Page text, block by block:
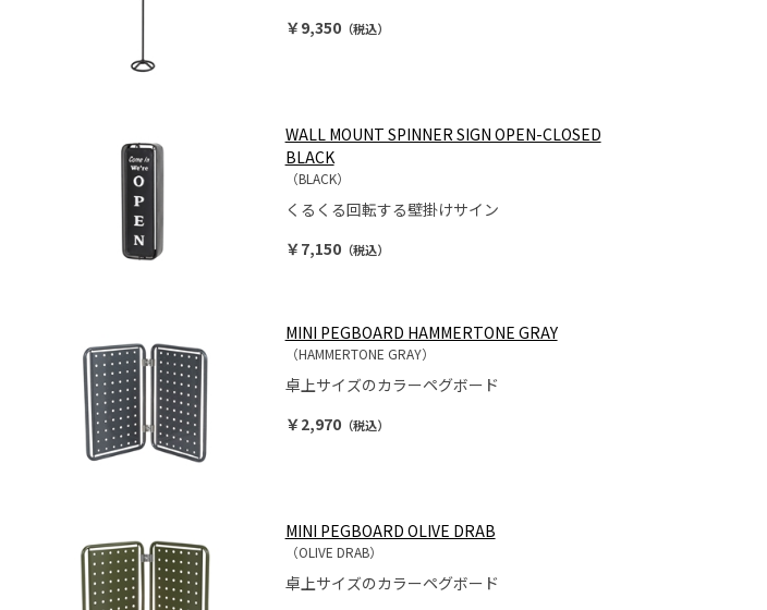
￥9,350（税込）
WALL MOUNT SPINNER SIGN OPEN-CLOSED
BLACK
（BLACK）
くるくる回転する壁掛けサイン
￥7,150（税込）
MINI PEGBOARD HAMMERTONE GRAY
（HAMMERTONE GRAY）
卓上サイズのカラーペグボード
￥2,970（税込）
MINI PEGBOARD OLIVE DRAB
（OLIVE DRAB）
卓上サイズのカラーペグボード